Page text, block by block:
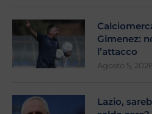
Gimenez:
l’attacco
Agosto 5, 2026
Lazio,